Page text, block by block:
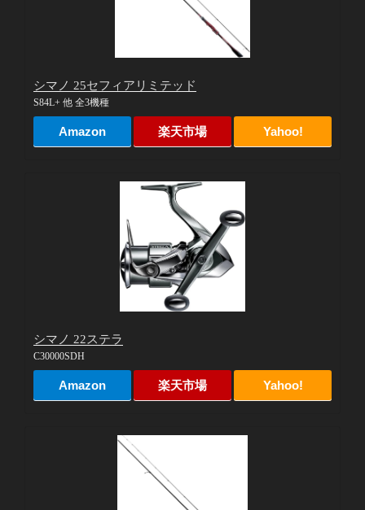
シマノ 25セフィアリミテッド
S84L+ 他 全3機種
Amazon 楽天市場 Yahoo!
シマノ 22ステラ
C30000SDH
Amazon 楽天市場 Yahoo!